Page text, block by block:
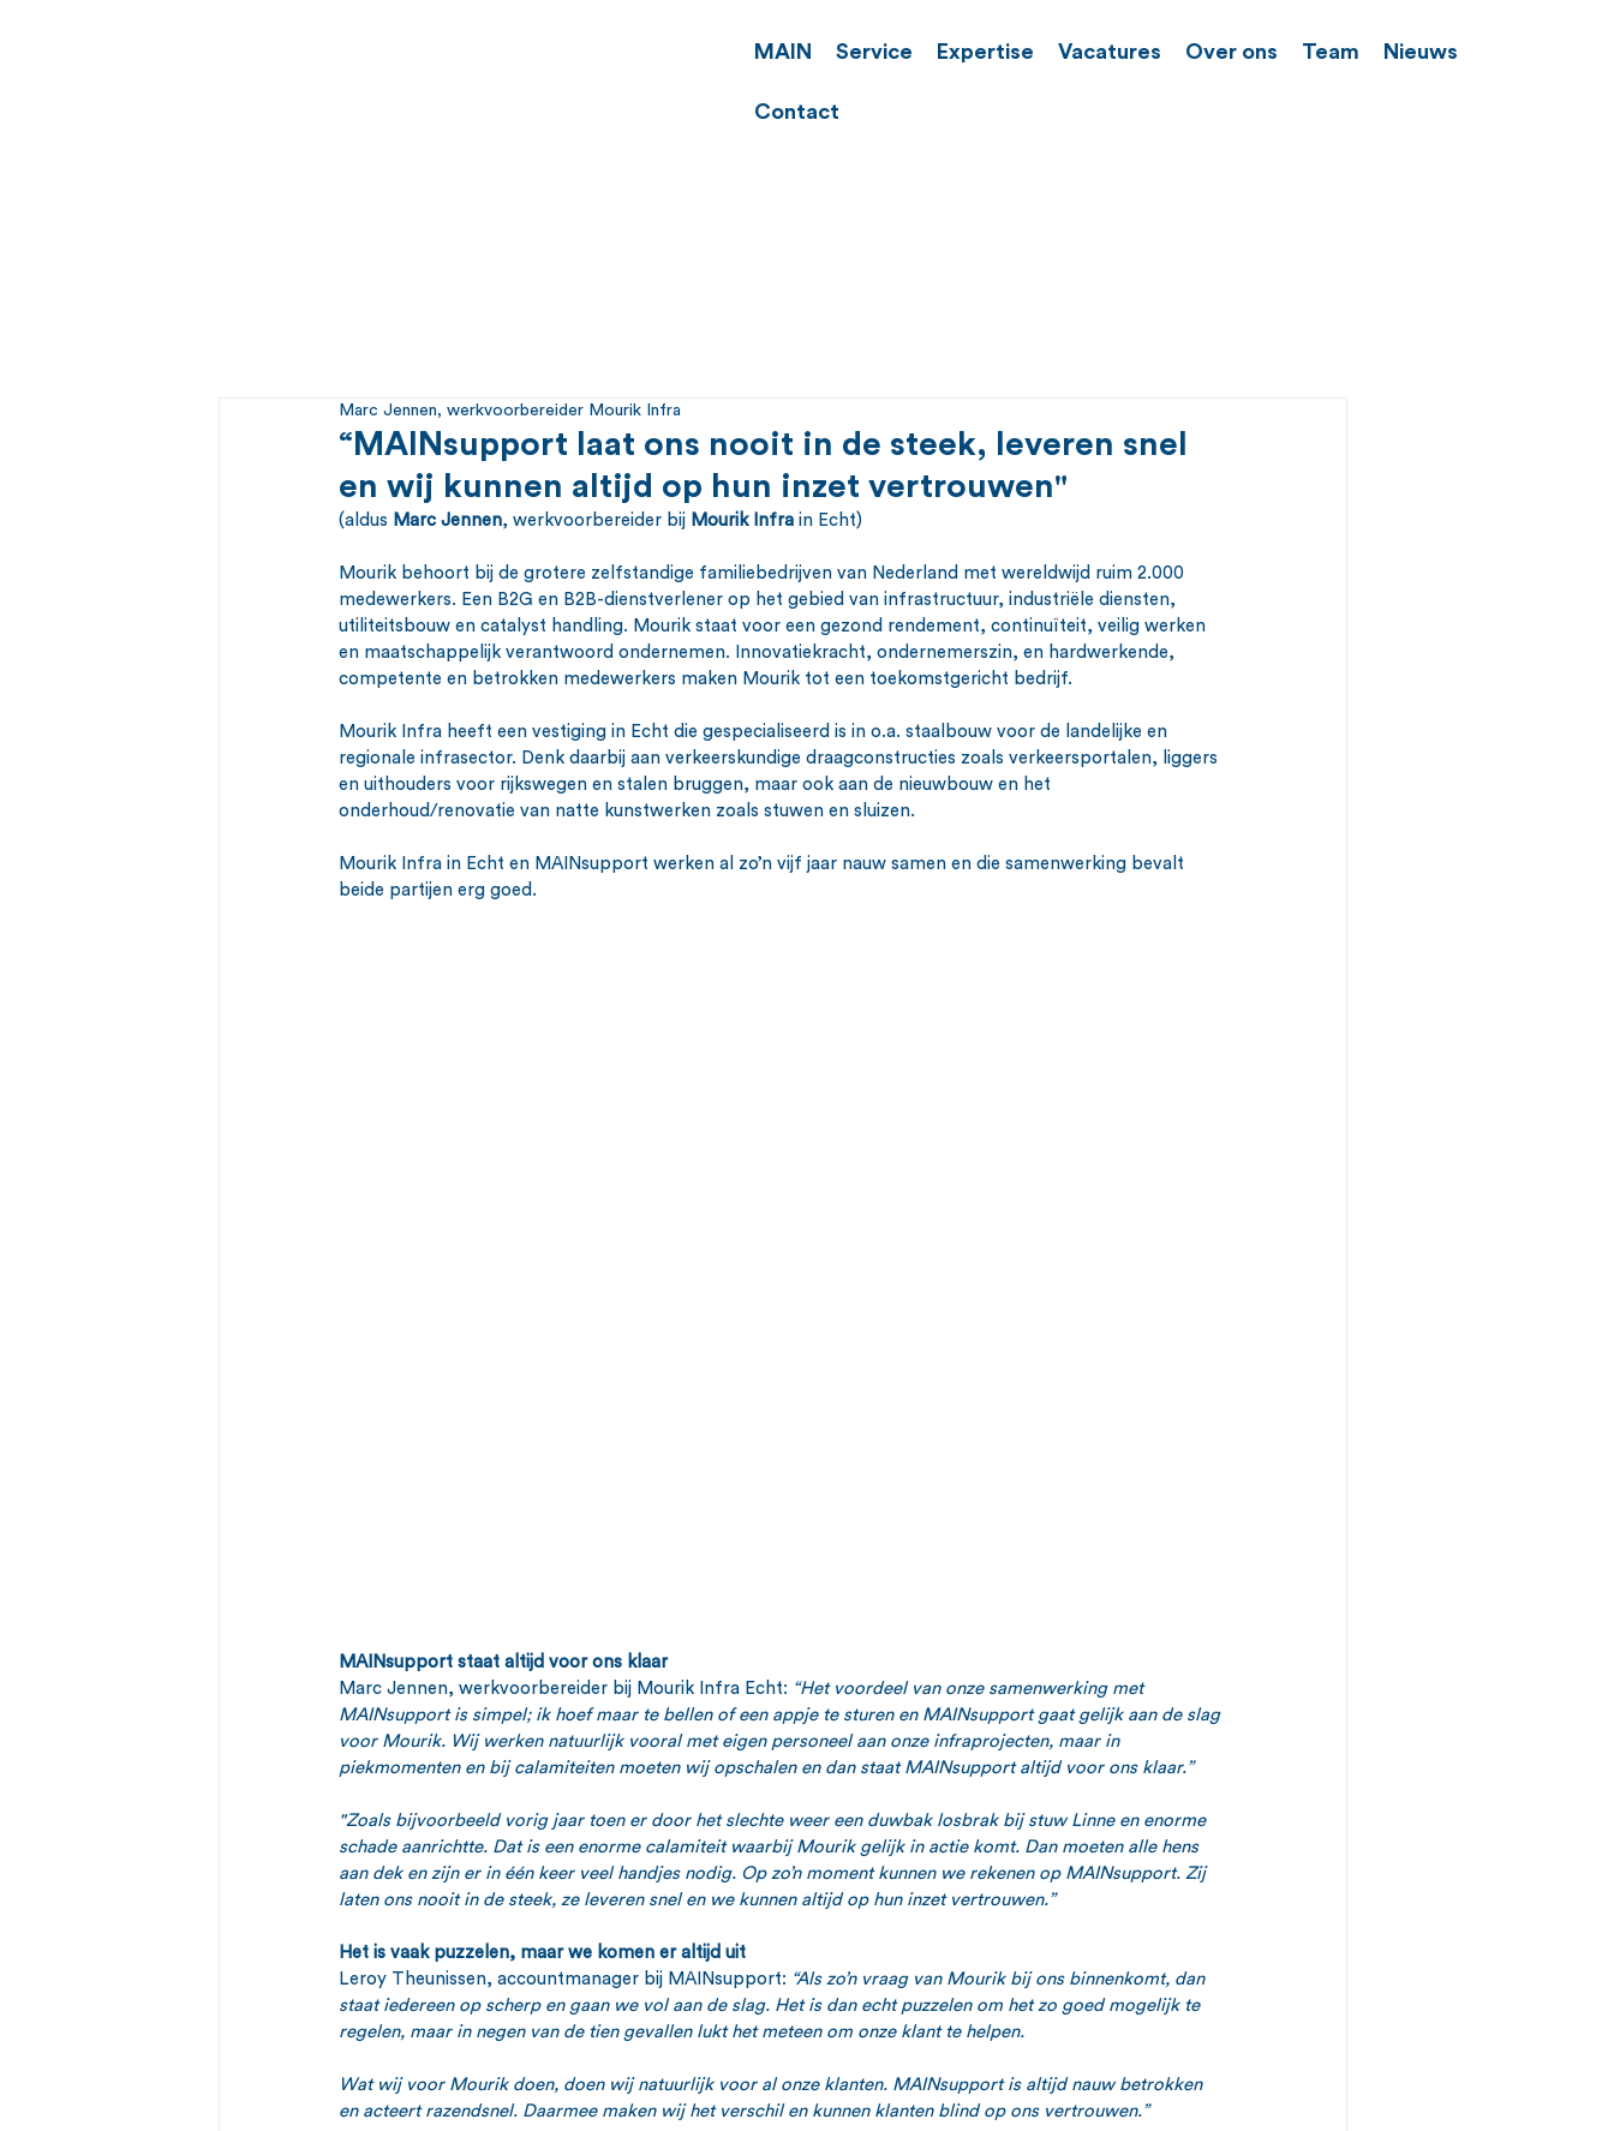
MAIN Service Expertise Vacatures Over ons Team Nieuws
Contact
“MAINsupport laat ons nooit in de steek, leveren snel
en wij kunnen altijd op hun inzet vertrouwen"
Marc Jennen, werkvoorbereider Mourik Infra
(aldus Marc Jennen, werkvoorbereider bij Mourik Infra in Echt)
Mourik behoort bij de grotere zelfstandige familiebedrijven van Nederland met wereldwijd ruim 2.000
medewerkers. Een B2G en B2B-dienstverlener op het gebied van infrastructuur, industriële diensten,
utiliteitsbouw en catalyst handling. Mourik staat voor een gezond rendement, continuïteit, veilig werken
en maatschappelijk verantwoord ondernemen. Innovatiekracht, ondernemerszin, en hardwerkende,
competente en betrokken medewerkers maken Mourik tot een toekomstgericht bedrijf.
Mourik Infra heeft een vestiging in Echt die gespecialiseerd is in o.a. staalbouw voor de landelijke en
regionale infrasector. Denk daarbij aan verkeerskundige draagconstructies zoals verkeersportalen, liggers
en uithouders voor rijkswegen en stalen bruggen, maar ook aan de nieuwbouw en het
onderhoud/renovatie van natte kunstwerken zoals stuwen en sluizen.
Mourik Infra in Echt en MAINsupport werken al zo’n vijf jaar nauw samen en die samenwerking bevalt
beide partijen erg goed.
MAINsupport staat altijd voor ons klaar
Marc Jennen, werkvoorbereider bij Mourik Infra Echt: “Het voordeel van onze samenwerking met
MAINsupport is simpel; ik hoef maar te bellen of een appje te sturen en MAINsupport gaat gelijk aan de slag
voor Mourik. Wij werken natuurlijk vooral met eigen personeel aan onze infraprojecten, maar in
piekmomenten en bij calamiteiten moeten wij opschalen en dan staat MAINsupport altijd voor ons klaar.”
"Zoals bijvoorbeeld vorig jaar toen er door het slechte weer een duwbak losbrak bij stuw Linne en enorme
schade aanrichtte. Dat is een enorme calamiteit waarbij Mourik gelijk in actie komt. Dan moeten alle hens
aan dek en zijn er in één keer veel handjes nodig. Op zo’n moment kunnen we rekenen op MAINsupport. Zij
laten ons nooit in de steek, ze leveren snel en we kunnen altijd op hun inzet vertrouwen.”
Het is vaak puzzelen, maar we komen er altijd uit
Leroy Theunissen, accountmanager bij MAINsupport: “Als zo’n vraag van Mourik bij ons binnenkomt, dan
staat iedereen op scherp en gaan we vol aan de slag. Het is dan echt puzzelen om het zo goed mogelijk te
regelen, maar in negen van de tien gevallen lukt het meteen om onze klant te helpen.
Wat wij voor Mourik doen, doen wij natuurlijk voor al onze klanten. MAINsupport is altijd nauw betrokken
en acteert razendsnel. Daarmee maken wij het verschil en kunnen klanten blind op ons vertrouwen.”